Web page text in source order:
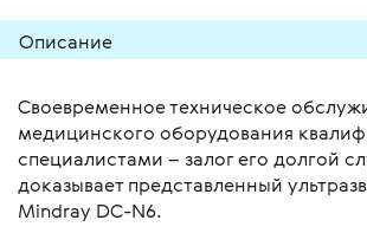
Описание
Своевременное техническое
медицинского оборудования
специалистами – залог его долгой
доказывает представленный
Mindray DC-N6.